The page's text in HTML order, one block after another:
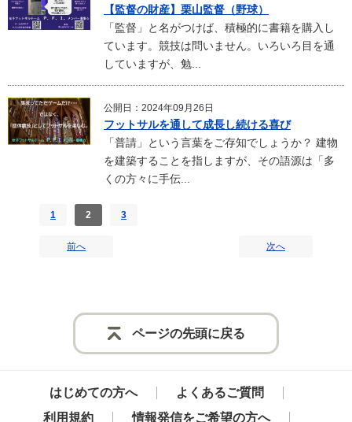
【監督の財産】栗山監督（野球）
「監督」と名がつけば、積極的に書籍を購入し
ています。競技は問いません。いろいろ目を通
していますが、勉...
公開日：2024年09月26日
フットサルを通して成長し続ける喜び
「普請」という言葉をご存知でしょうか？ 建物
を建築することを指しますが、その語源は「多
くの方々に手伝...
前へ
1 2 3
次へ
ページの先頭に戻る
はじめての方へ
よくあるご質問
利用規約
情報発信をご希望の方へ